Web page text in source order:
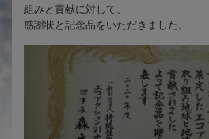
組みと貢献に対して、
感謝状と記念品をいただきました。